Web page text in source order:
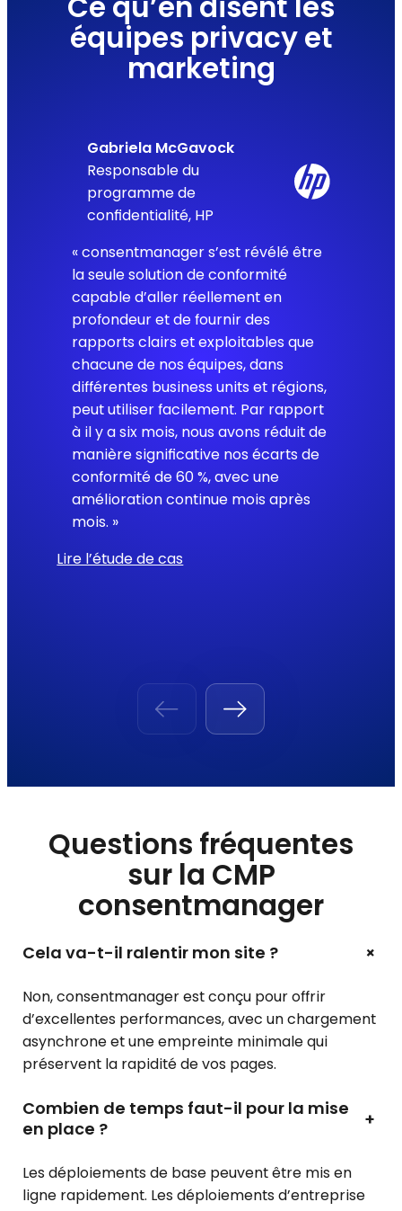
équipes privacy et
marketing
Gabriela McGavock
Responsable du
programme de
confidentialité, HP
« consentmanager s’est révélé être
la seule solution de conformité
capable d’aller réellement en
profondeur et de fournir des
rapports clairs et exploitables que
chacune de nos équipes, dans
différentes business units et régions,
peut utiliser facilement. Par rapport
à il y a six mois, nous avons réduit de
manière significative nos écarts de
conformité de 60 %, avec une
amélioration continue mois après
mois. »
Lire l’étude de cas
Questions fréquentes
sur la CMP
consentmanager
Cela va-t-il ralentir mon site ? +
Non, consentmanager est conçu pour offrir
d’excellentes performances, avec un chargement
asynchrone et une empreinte minimale qui
préservent la rapidité de vos pages.
Combien de temps faut-il pour la mise
en place ?
+
Les déploiements de base peuvent être mis en
ligne rapidement. Les déploiements d’entreprise